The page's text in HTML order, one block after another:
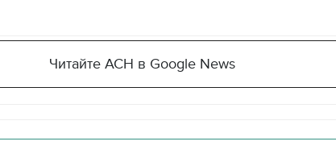
Читайте АСН в Google News